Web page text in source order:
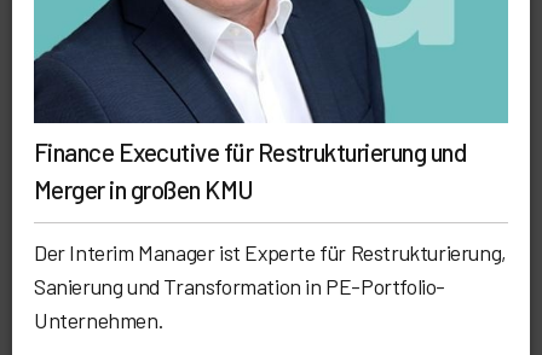
Finance Executive für Restrukturierung und
Merger in großen KMU
Der Interim Manager ist Experte für Restrukturierung,
Sanierung und Transformation in PE-Portfolio-
Unternehmen.